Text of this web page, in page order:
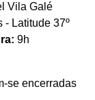
Vila Galé
- Latitude 37º
9h
se encerradas